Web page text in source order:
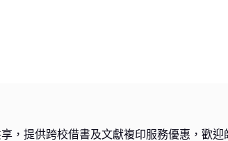
，提供跨校借書及文獻複印服務優惠，歡迎